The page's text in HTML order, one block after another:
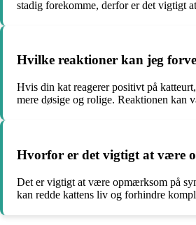
stadig forekomme, derfor er det vigtigt
Hvilke reaktioner kan jeg
Hvis din kat reagerer positivt på
mere døsige og rolige. Reaktionen kan
Hvorfor er det vigtigt at være
Det er vigtigt at være opmærksom på
kan redde kattens liv og forhindre